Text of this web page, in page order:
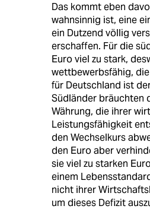
Das kommt eben
wahnsinnig ist, eine
ein Dutzend völlig
erschaffen. Für die
Euro viel zu stark,
wettbewerbsfähig,
für Deutschland ist
Südländer bräuchten
Währung, die ihrer
Leistungsfähigkeit
den Wechselkurs
den Euro aber
sie viel zu starken
einem
nicht ihrer
um dieses Defizit